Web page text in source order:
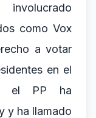
como Vox
a votar
en el
el PP ha
y ha llamado